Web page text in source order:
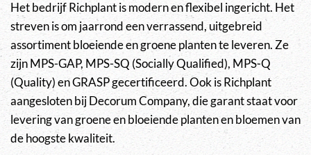
Het bedrijf Richplant is modern en flexibel ingericht. Het
streven is om jaarrond een verrassend, uitgebreid
assortiment bloeiende en groene planten te leveren. Ze
zijn MPS-GAP, MPS-SQ (Socially Qualified), MPS-Q
(Quality) en GRASP gecertificeerd. Ook is Richplant
aangesloten bij Decorum Company, die garant staat voor
levering van groene en bloeiende planten en bloemen van
de hoogste kwaliteit.